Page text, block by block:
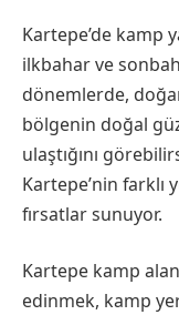
Kartepe’de kamp
ilkbahar ve
dönemlerde,
bölgenin doğal
ulaştığını
Kartepe’nin farklı
fırsatlar sunuyor.
Kartepe kamp
edinmek, kamp